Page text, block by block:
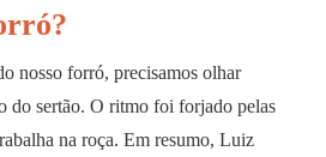
nosso forró, precisamos olhar
do sertão. O ritmo foi forjado pelas
na roça. Em resumo, Luiz